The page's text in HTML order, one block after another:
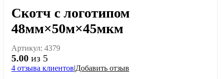
Скотч с логотипом
48мм×50м×45мкм
Артикул: 4379
5.00 из 5
4 отзыва клиентов|Добавить отзыв